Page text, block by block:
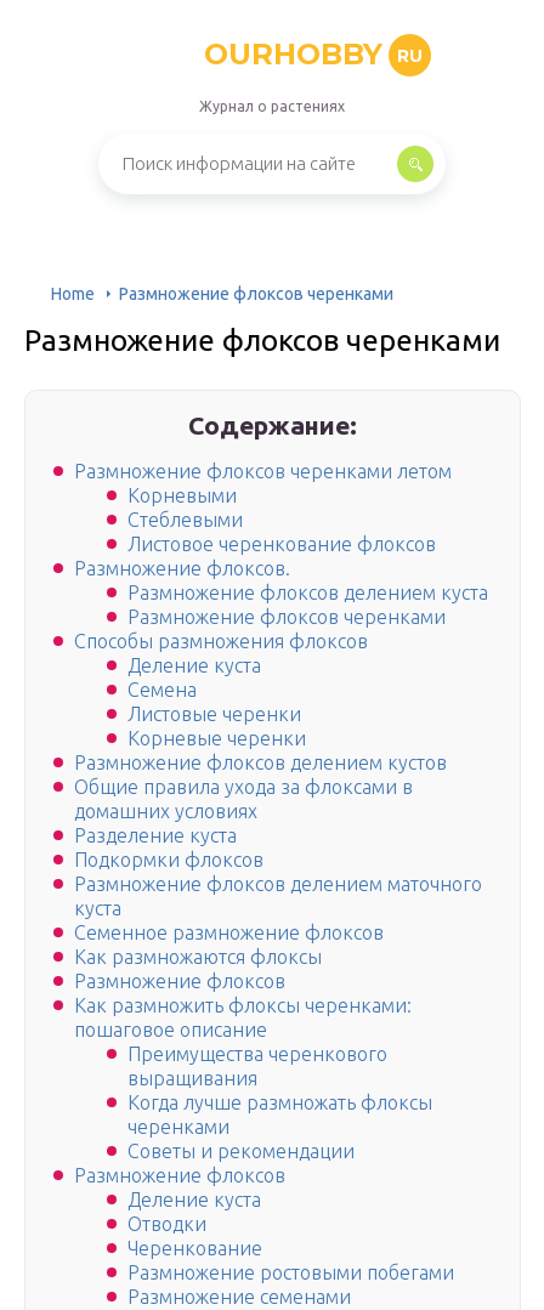
OURHOBBY RU
Журнал о растениях
Home Размножение флоксов черенками
Размножение флоксов черенками
Содержание:
Размножение флоксов черенками летом
Корневыми
Стеблевыми
Листовое черенкование флоксов
Размножение флоксов.
Размножение флоксов делением куста
Размножение флоксов черенками
Способы размножения флоксов
Деление куста
Семена
Листовые черенки
Корневые черенки
Размножение флоксов делением кустов
Общие правила ухода за флоксами в
домашних условиях
Разделение куста
Подкормки флоксов
Размножение флоксов делением маточного
куста
Семенное размножение флоксов
Как размножаются флоксы
Размножение флоксов
Как размножить флоксы черенками:
пошаговое описание
Преимущества черенкового
выращивания
Когда лучше размножать флоксы
черенками
Советы и рекомендации
Размножение флоксов
Деление куста
Отводки
Черенкование
Размножение ростовыми побегами
Размножение семенами